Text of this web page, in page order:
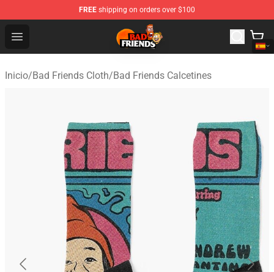
FREE shipping on orders over $100
Open menu
Bad Friends Shop - Official Bad Friends Merchandise
Inicio/Bad Friends Cloth/Bad Friends Calcetines